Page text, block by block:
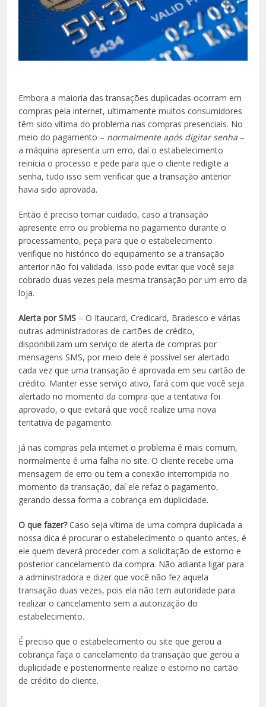
Embora a maioria das transações duplicadas ocorram em
compras pela internet, ultimamente muitos consumidores
têm sido vítima do problema nas compras presenciais. No
meio do pagamento – normalmente após digitar senha –
a máquina apresenta um erro, daí o estabelecimento
reinicia o processo e pede para que o cliente redigite a
senha, tudo isso sem verificar que a transação anterior
havia sido aprovada.
Então é preciso tomar cuidado, caso a transação
apresente erro ou problema no pagamento durante o
processamento, peça para que o estabelecimento
verifique no histórico do equipamento se a transação
anterior não foi validada. Isso pode evitar que você seja
cobrado duas vezes pela mesma transação por um erro da
loja.
Alerta por SMS – O Itaucard, Credicard, Bradesco e várias
outras administradoras de cartões de crédito,
disponibilizam um serviço de alerta de compras por
mensagens SMS, por meio dele é possível ser alertado
cada vez que uma transação é aprovada em seu cartão de
crédito. Manter esse serviço ativo, fará com que você seja
alertado no momento da compra que a tentativa foi
aprovado, o que evitará que você realize uma nova
tentativa de pagamento.
Já nas compras pela internet o problema é mais comum,
normalmente é uma falha no site. O cliente recebe uma
mensagem de erro ou tem a conexão interrompida no
momento da transação, daí ele refaz o pagamento,
gerando dessa forma a cobrança em duplicidade.
O que fazer?Caso seja vítima de uma compra duplicada a
nossa dica é procurar o estabelecimento o quanto antes, é
ele quem deverá proceder com a solicitação de estorno e
posterior cancelamento da compra. Não adianta ligar para
a administradora e dizer que você não fez aquela
transação duas vezes, pois ela não tem autoridade para
realizar o cancelamento sem a autorização do
estabelecimento.
É preciso que o estabelecimento ou site que gerou a
cobrança faça o cancelamento da transação que gerou a
duplicidade e posteriormente realize o estorno no cartão
de crédito do cliente.